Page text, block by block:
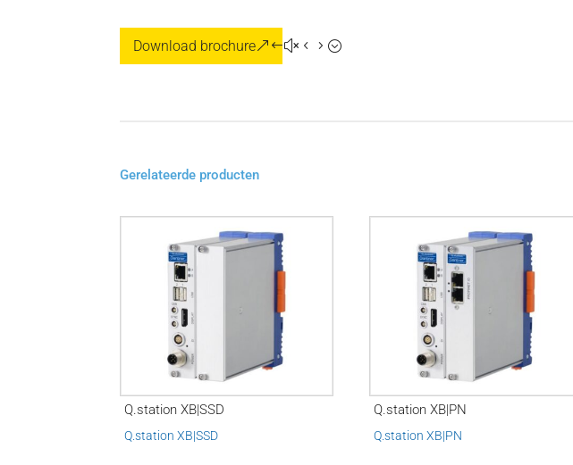
Download brochure
Gerelateerde producten
Q.station XB|SSD
Q.station XB|SSD
Q.station XB|PN
Q.station XB|PN